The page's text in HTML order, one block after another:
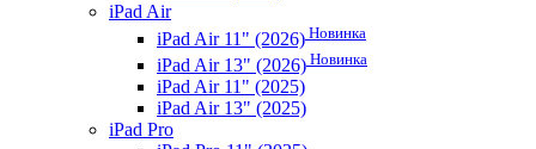
iPad Air
iPad Air 11" (2026) Новинка
iPad Air 13" (2026) Новинка
iPad Air 11" (2025)
iPad Air 13" (2025)
iPad Pro